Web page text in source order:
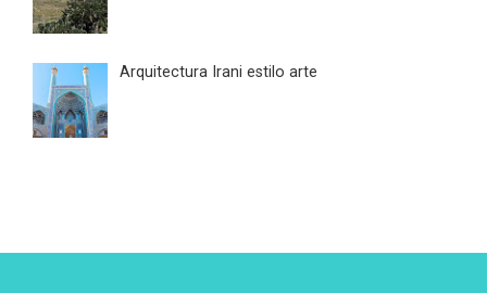
Arquitectura Irani estilo arte